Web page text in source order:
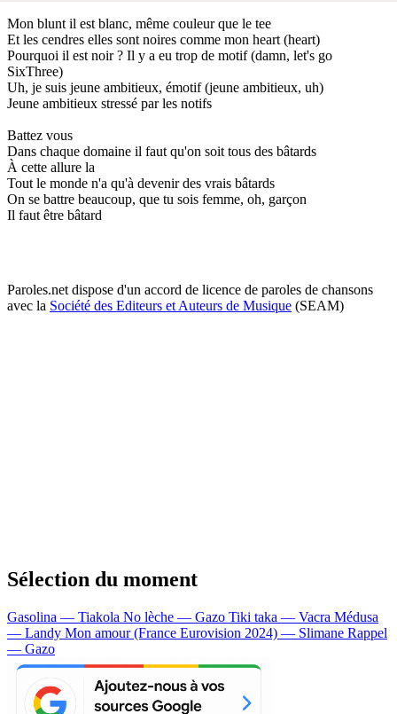
Mon blunt il est blanc, même couleur que le tee
Et les cendres elles sont noires comme mon heart (heart)
Pourquoi il est noir ? Il y a eu trop de motif (damn, let's go
SixThree)
Uh, je suis jeune ambitieux, émotif (jeune ambitieux, uh)
Jeune ambitieux stressé par les notifs
Battez vous
Dans chaque domaine il faut qu'on soit tous des bâtards
À cette allure la
Tout le monde n'a qu'à devenir des vrais bâtards
On se battre beaucoup, que tu sois femme, oh, garçon
Il faut être bâtard
Paroles.net dispose d'un accord de licence de paroles de chansons
avec la Société des Editeurs et Auteurs de Musique (SEAM)
Sélection du moment
Gasolina — Tiakola No lèche — Gazo Tiki taka — Vacra Médusa
— Landy Mon amour (France Eurovision 2024) — Slimane Rappel
— Gazo